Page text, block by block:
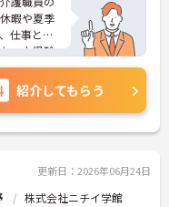
暇や夏季
仕事とプ
、未経験
界に挑戦
興味のあ
お気軽に
紹介してもらう
更新日：2026年06月24日
株式会社ニチイ学館